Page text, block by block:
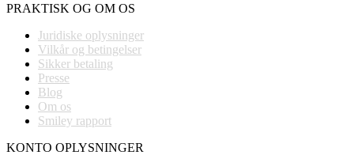
PRAKTISK OG OM OS
Juridiske oplysninger
Vilkår og betingelser
Sikker betaling
Presse
Blog
Om os
Smiley rapport
KONTO OPLYSNINGER